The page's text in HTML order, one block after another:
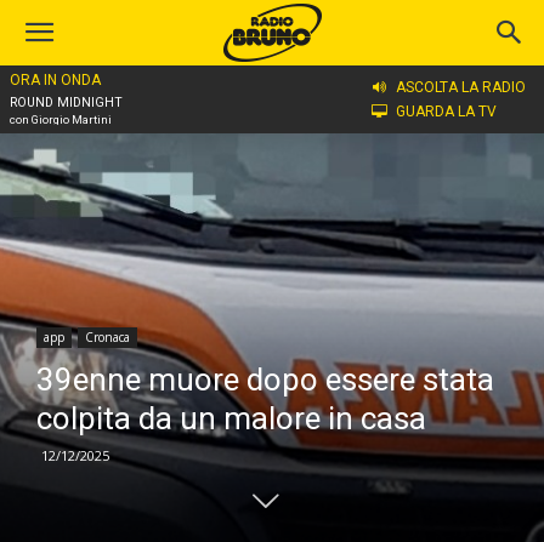
ORA IN ONDA
ROUND MIDNIGHT
con Giorgio Martini
ASCOLTA LA RADIO
GUARDA LA TV
Home
app Cronaca
39enne muore dopo essere stata
colpita da un malore in casa
12/12/2025